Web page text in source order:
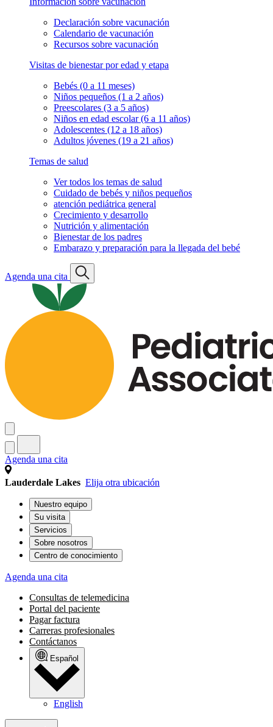
Declaración sobre vacunación
Calendario de vacunación
Recursos sobre vacunación
Visitas de bienestar por edad y etapa
Bebés (0 a 11 meses)
Niños pequeños (1 a 2 años)
Preescolares (3 a 5 años)
Niños en edad escolar (6 a 11 años)
Adolescentes (12 a 18 años)
Adultos jóvenes (19 a 21 años)
Temas de salud
Ver todos los temas de salud
Cuidado de bebés y niños pequeños
atención pediátrica general
Crecimiento y desarrollo
Nutrición y alimentación
Bienestar de los padres
Embarazo y preparación para la llegada del bebé
Agenda una cita
Agenda una cita
Lauderdale Lakes Elija otra ubicación
Nuestro equipo
Su visita
Servicios
Sobre nosotros
Centro de conocimiento
Agenda una cita
Consultas de telemedicina
Portal del paciente
Pagar factura
Carreras profesionales
Contáctanos
Español
English